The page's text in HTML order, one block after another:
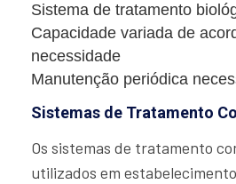
Sistema de tratamento
Capacidade variada de
necessidade
Manutenção periódica
Sistemas de Tratamento
Os sistemas de tratamento
utilizados em